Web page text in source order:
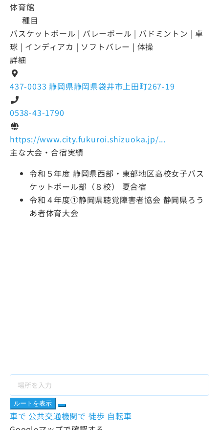
体育館
種目
バスケットボール | バレーボール | バドミントン | 卓
球 | インディアカ | ソフトバレー | 体操
詳細
437-0033 静岡県静岡県袋井市上田町267-19
0538-43-1790
https://www.city.fukuroi.shizuoka.jp/...
主な大会・合宿実績
令和５年度 静岡県西部・東部地区高校女子バス
ケットボール部（８校） 夏合宿
令和４年度①静岡県聴覚障害者協会 静岡県ろう
あ者体育大会
ルートを表示
車で 公共交通機関で 徒歩 自転車